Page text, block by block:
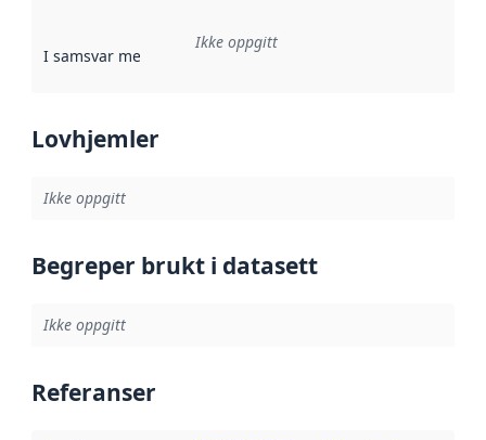
I samsvar med Referanse til en implementasjonsregel
Ikke oppgitt
Lovhjemler
Ikke oppgitt
Begreper brukt i datasett
Ikke oppgitt
Referanser